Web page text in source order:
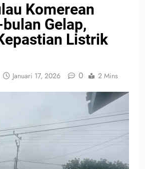
Komerean
Gelap,
Listrik
Januari 17, 2026 0 2 Mins